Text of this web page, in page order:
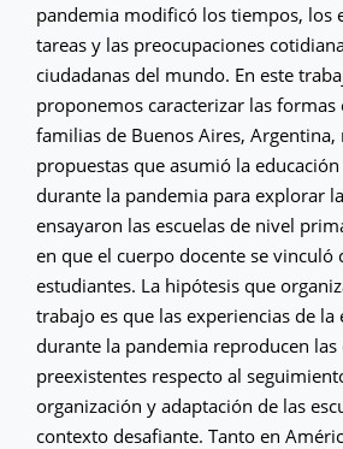
pandemia modificó los tiempos, los
tareas y las preocupaciones
ciudadanas del mundo. En este
proponemos caracterizar las formas
familias de Buenos Aires,
propuestas que asumió la
durante la pandemia para explorar
ensayaron las escuelas de nivel
en que el cuerpo docente se vinculó
estudiantes. La hipótesis que
trabajo es que las experiencias de
durante la pandemia reproducen las
preexistentes respecto al
organización y adaptación de las
contexto desafiante. Tanto en